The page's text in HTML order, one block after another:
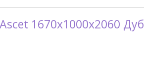
1670x1000x2060 Дуб